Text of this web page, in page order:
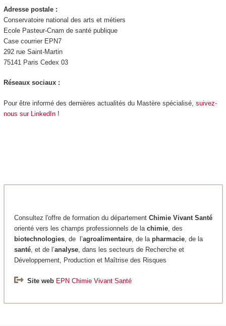
Adresse postale :
Conservatoire national des arts et métiers
Ecole Pasteur-Cnam de santé publique
Case courrier EPN7
292 rue Saint-Martin
75141 Paris Cedex 03
Réseaux sociaux :
Pour être informé des dernières actualités du Mastère spécialisé, suivez-
nous sur LinkedIn!
Consultez l'offre de formation du départementChimie Vivant Santé
orienté vers les champs professionnels de la chimie, des
biotechnologies, de l’agroalimentaire, de la pharmacie, de la
santé, et de l’analyse, dans les secteurs de Recherche et
Développement, Production et Maîtrise des Risques
Site web EPN Chimie Vivant Santé